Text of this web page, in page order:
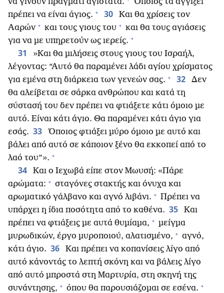
πρέπει να είναι άγιος. + 30
Και θα χρίσεις τον
Ααρών + και τους γιους του + και θα τους αγιάσεις
για να με υπηρετούν ως ιερείς. +
31
»Και θα μιλήσεις στους γιους του Ισραήλ,
λέγοντας: “Αυτό θα παραμένει λάδι αγίου χρίσματος
για εμένα στη διάρκεια των γενεών σας. + 32
Δεν
θα αλείβεται σε σάρκα ανθρώπου και κατά τη
σύστασή του δεν πρέπει να φτιάξετε κάτι όμοιο με
αυτό. Είναι κάτι άγιο. Θα παραμένει κάτι άγιο για
εσάς. 33
Όποιος φτιάξει μύρο όμοιο με αυτό και
βάλει από αυτό σε κάποιον ξένο θα εκκοπεί από το
λαό του”». +
34
Και ο Ιεχωβά είπε στον Μωυσή: «Πάρε
αρώματα: + σταγόνες στακτής και όνυχα και
αρωματικό γάλβανο και αγνό λιβάνι. + Πρέπει να
υπάρχει η ίδια ποσότητα από το καθένα. 35
Και
πρέπει να φτιάξεις με αυτά θυμίαμα, + μείγμα
μυρωδικών, έργο μυροποιού, αλατισμένο, + αγνό,
κάτι άγιο. 36
Και πρέπει να κοπανίσεις λίγο από
αυτό κάνοντάς το λεπτή σκόνη και να βάλεις λίγο
από αυτό μπροστά στη Μαρτυρία, στη σκηνή της
συνάντησης, + όπου θα παρουσιάζομαι σε εσένα. +